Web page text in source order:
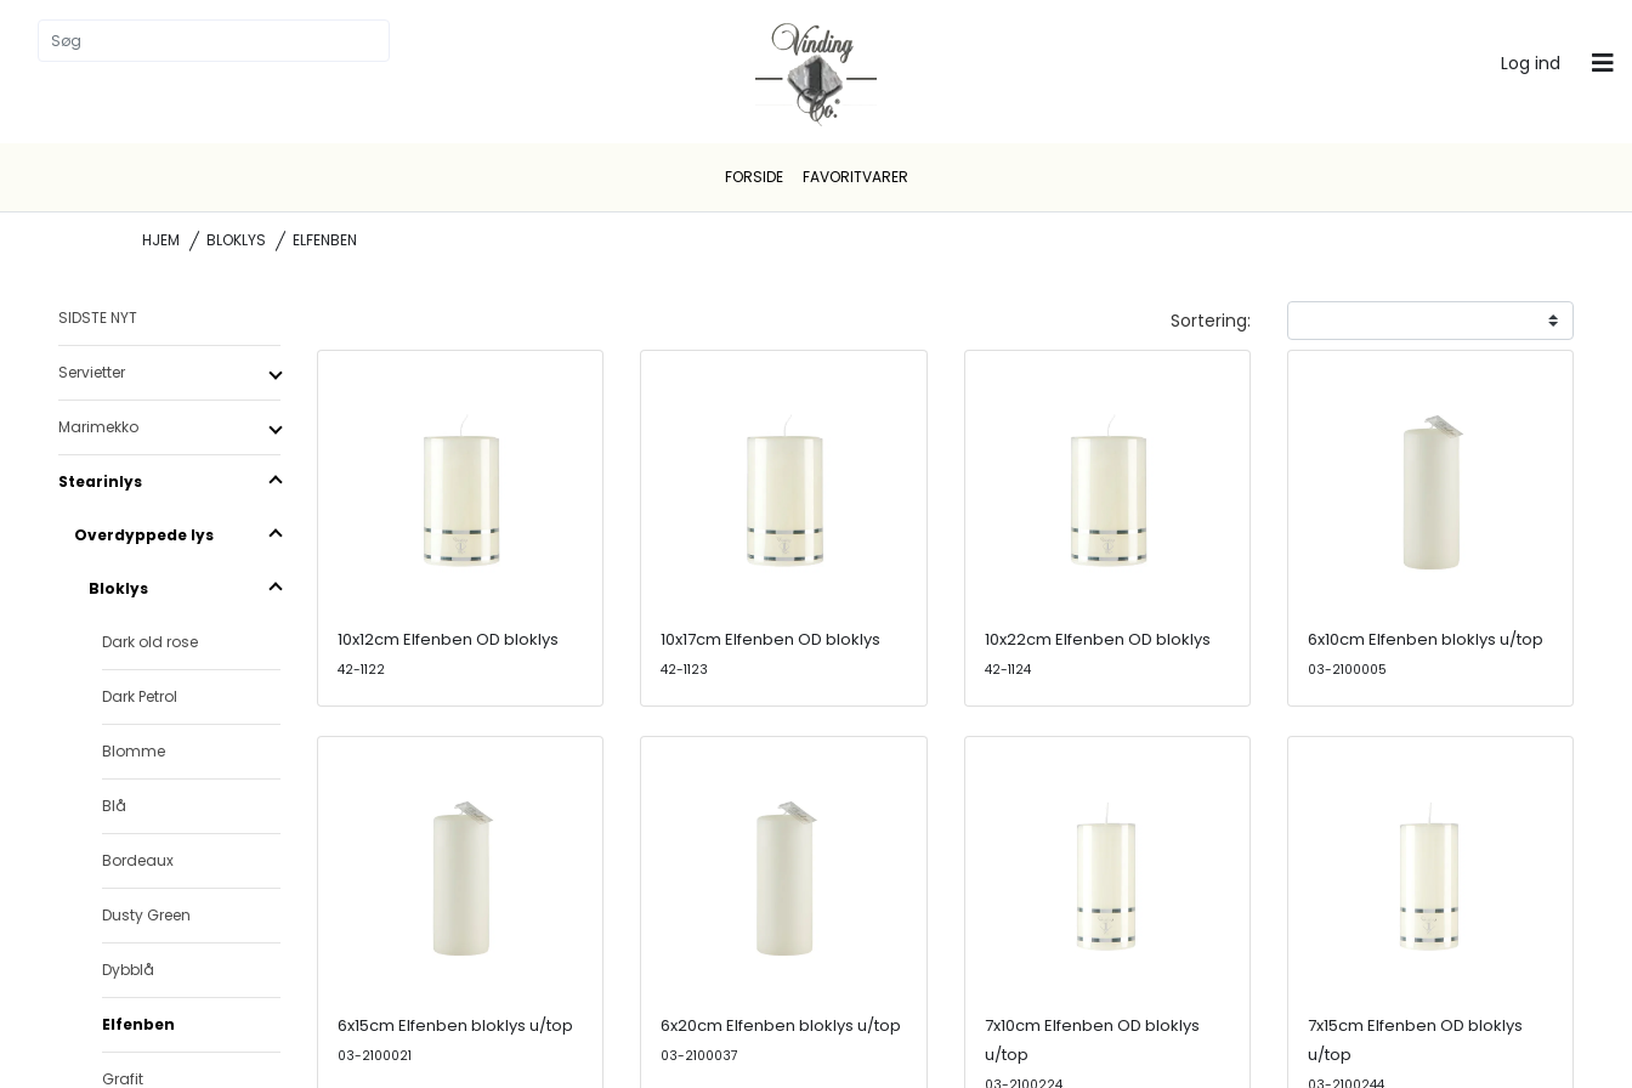
Log ind
FORSIDE FAVORITVARER
HJEM BLOKLYS ELFENBEN
SIDSTE NYT
Servietter
Marimekko
Stearinlys
Overdyppede lys
Bloklys
Dark old rose
Dark Petrol
Blomme
Blå
Bordeaux
Dusty Green
Dybblå
Elfenben
Grafit
Sortering:
10x12cm Elfenben OD bloklys
42-1122
10x17cm Elfenben OD bloklys
42-1123
10x22cm Elfenben OD bloklys
42-1124
6x10cm Elfenben bloklys u/top
03-2100005
6x15cm Elfenben bloklys u/top
03-2100021
6x20cm Elfenben bloklys u/top
03-2100037
7x10cm Elfenben OD bloklys
u/top
7x15cm Elfenben OD bloklys
u/top